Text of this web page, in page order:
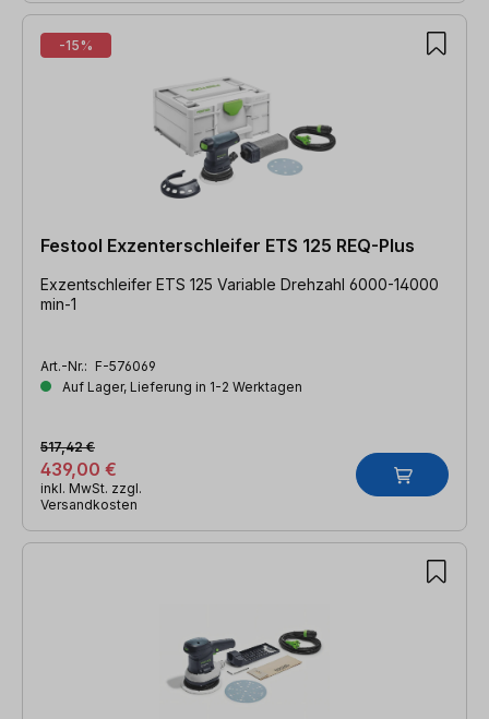
-15%
Festool Exzenterschleifer ETS 125 REQ-Plus
Exzentschleifer ETS 125 Variable Drehzahl 6000-14000
min-1
Art.-Nr.: F-576069
Auf Lager, Lieferung in 1-2 Werktagen
439,00 €
517,42 €
inkl. MwSt. zzgl.
Versandkosten